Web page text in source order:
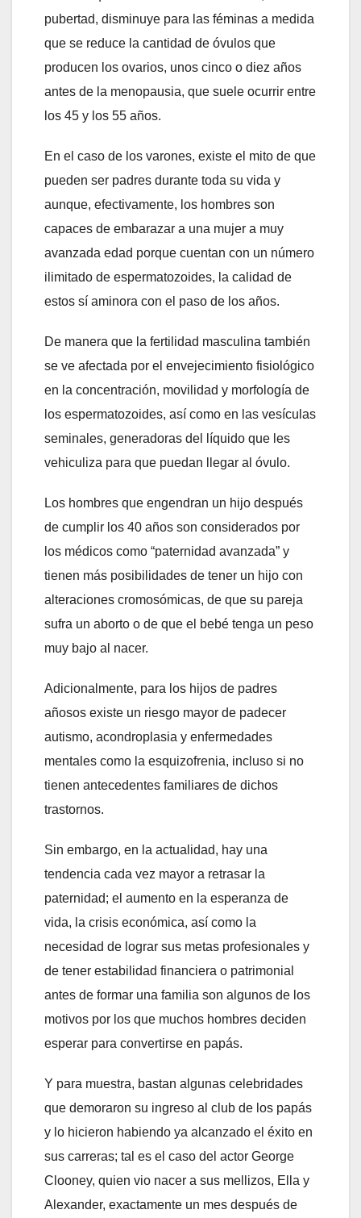
pubertad, disminuye para las féminas a medida
que se reduce la cantidad de óvulos que
producen los ovarios, unos cinco o diez años
antes de la menopausia, que suele ocurrir entre
los 45 y los 55 años.
En el caso de los varones, existe el mito de que
pueden ser padres durante toda su vida y
aunque, efectivamente, los hombres son
capaces de embarazar a una mujer a muy
avanzada edad porque cuentan con un número
ilimitado de espermatozoides, la calidad de
estos sí aminora con el paso de los años.
De manera que la fertilidad masculina también
se ve afectada por el envejecimiento fisiológico
en la concentración, movilidad y morfología de
los espermatozoides, así como en las vesículas
seminales, generadoras del líquido que les
vehiculiza para que puedan llegar al óvulo.
Los hombres que engendran un hijo después
de cumplir los 40 años son considerados por
los médicos como “paternidad avanzada” y
tienen más posibilidades de tener un hijo con
alteraciones cromosómicas, de que su pareja
sufra un aborto o de que el bebé tenga un peso
muy bajo al nacer.
Adicionalmente, para los hijos de padres
añosos existe un riesgo mayor de padecer
autismo, acondroplasia y enfermedades
mentales como la esquizofrenia, incluso si no
tienen antecedentes familiares de dichos
trastornos.
Sin embargo, en la actualidad, hay una
tendencia cada vez mayor a retrasar la
paternidad; el aumento en la esperanza de
vida, la crisis económica, así como la
necesidad de lograr sus metas profesionales y
de tener estabilidad financiera o patrimonial
antes de formar una familia son algunos de los
motivos por los que muchos hombres deciden
esperar para convertirse en papás.
Y para muestra, bastan algunas celebridades
que demoraron su ingreso al club de los papás
y lo hicieron habiendo ya alcanzado el éxito en
sus carreras; tal es el caso del actor George
Clooney, quien vio nacer a sus mellizos, Ella y
Alexander, exactamente un mes después de